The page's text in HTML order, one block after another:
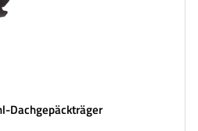
Dachgepäckträger